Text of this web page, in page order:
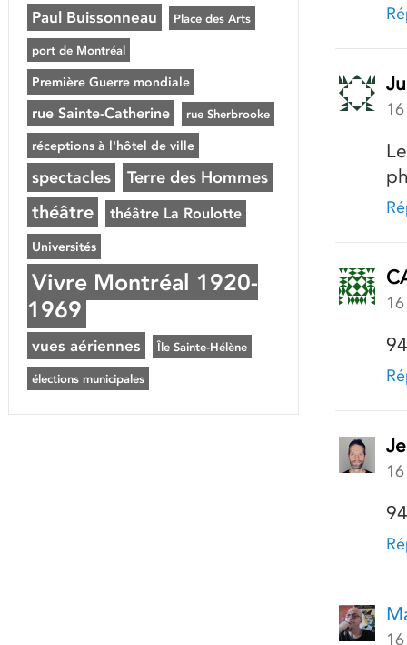
Paul Buissonneau Place des Arts
port de Montréal
Première Guerre mondiale
rue Sainte-Catherine rue Sherbrooke
réceptions à l'hôtel de ville
spectacles Terre des Hommes
théâtre théâtre La Roulotte
Universités
Vivre Montréal 1920-
1969
vues aériennes Île Sainte-Hélène
élections municipales